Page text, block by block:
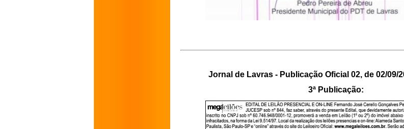
Jornal de Lavras - Publicação Oficial 02, de 02/09/
3ª Publicação: